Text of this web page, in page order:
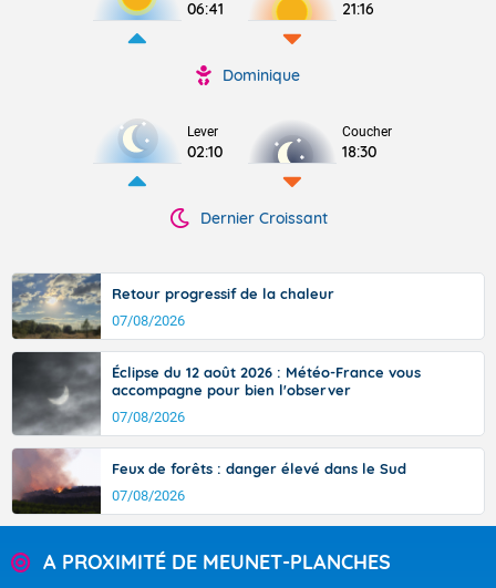
06:41 21:16
Dominique
Lever
02:10
Coucher
18:30
Dernier Croissant
Retour progressif de la chaleur
07/08/2026
Éclipse du 12 août 2026 : Météo-France vous
accompagne pour bien l'observer
07/08/2026
Feux de forêts : danger élevé dans le Sud
07/08/2026
A PROXIMITÉ DE MEUNET-PLANCHES